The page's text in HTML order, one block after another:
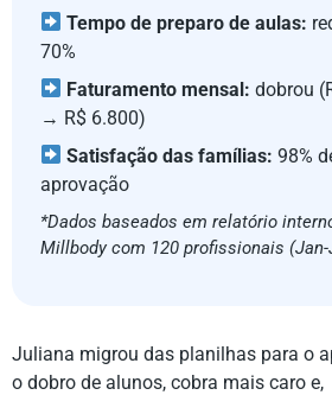
Tempo de preparo de aulas:
70%
Faturamento mensal: dobrou
→ R$ 6.800)
Satisfação das famílias: 98%
aprovação
*Dados baseados em relatório
Millbody com 120 profissionais (Jan-
Juliana migrou das planilhas para o
o dobro de alunos, cobra mais caro e,